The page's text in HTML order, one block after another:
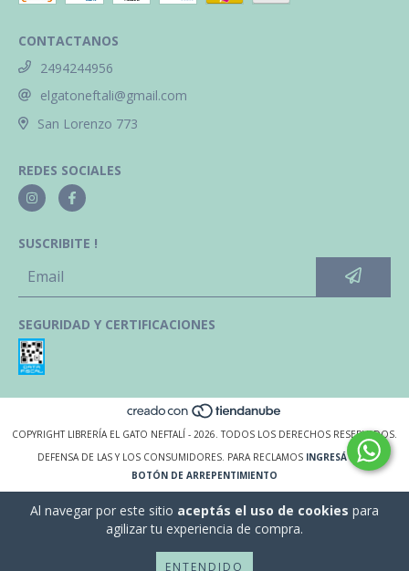
Al navegar por este sitio aceptás el uso de cookies para
agilizar tu experiencia de compra.
ENTENDIDO
CONTACTANOS
2494244956
elgatoneftali@gmail.com
San Lorenzo 773
REDES SOCIALES
SUSCRIBITE !
SEGURIDAD Y CERTIFICACIONES
COPYRIGHT LIBRERÍA EL GATO NEFTALÍ - 2026. TODOS LOS DERECHOS RESERVADOS.
DEFENSA DE LAS Y LOS CONSUMIDORES. PARA RECLAMOS INGRESÁ ACÁ.
BOTÓN DE ARREPENTIMIENTO